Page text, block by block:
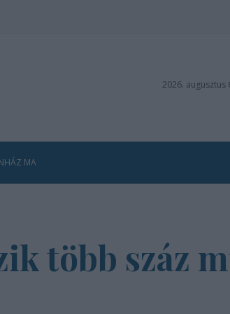
2026. augusztus
MA
több száz